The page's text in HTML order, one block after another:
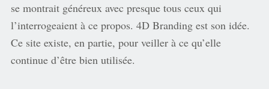
se montrait généreux avec presque tous ceux qui
l’interrogeaient à ce propos. 4D Branding est son idée.
Ce site existe, en partie, pour veiller à ce qu’elle
continue d’être bien utilisée.